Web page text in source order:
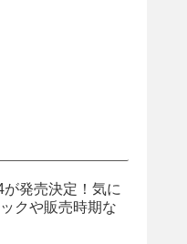
発売決定！気に
クや販売時期な